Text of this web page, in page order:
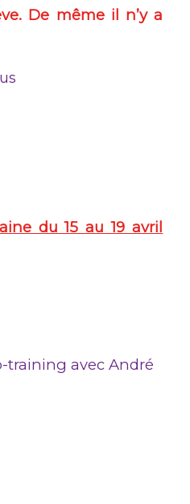
De même il n’y a
du 15 au 19 avril
avec André